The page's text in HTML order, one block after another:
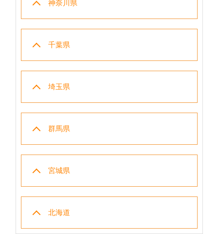
神奈川県
千葉県
埼玉県
群馬県
宮城県
北海道